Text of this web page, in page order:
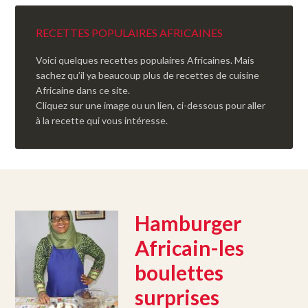
RECETTES POPULAIRES AFRICAINES
Voici quelques recettes populaires Africaines. Mais
sachez qu’il ya beaucoup plus de recettes de cuisine
Africaine dans ce site.
Cliquez sur une image ou un lien, ci-dessous pour aller
à la recette qui vous intéresse.
Hamburger
Africain-les
boulettes
surprises